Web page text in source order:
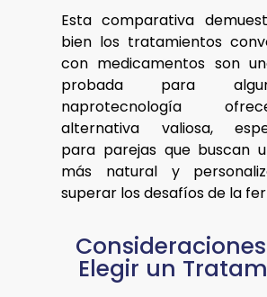
Esta comparativa
bien los tratamientos
con medicamentos son
probada para
naprotecnología
alternativa valiosa,
para parejas que buscan
más natural y
superar los desafíos de la
Elegir un